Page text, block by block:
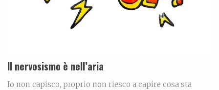
Il nervosismo è nell’aria
Io non capisco, proprio non riesco a capire cosa sta